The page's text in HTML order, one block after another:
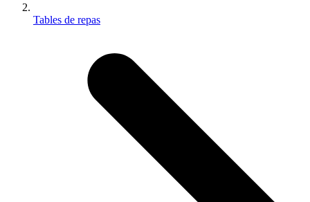
Tables de repas